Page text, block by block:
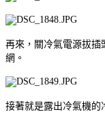
再來，關冷氣電源拔插
網。
接著就是露出冷氣機的